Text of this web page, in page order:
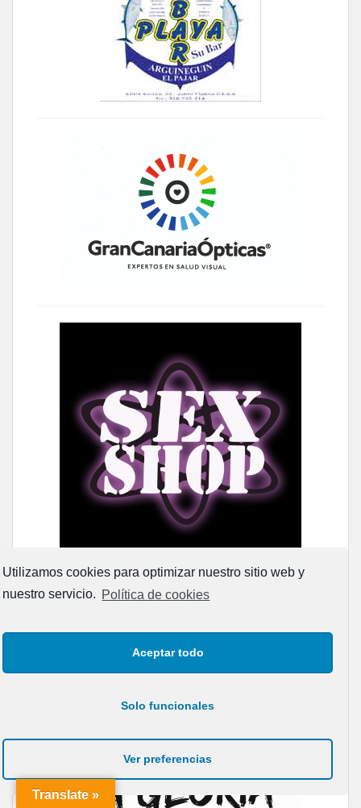
Utilizamos cookies para optimizar nuestro sitio web y
nuestro servicio. Política de cookies
Aceptar todo
Solo funcionales
Ver preferencias
Translate »